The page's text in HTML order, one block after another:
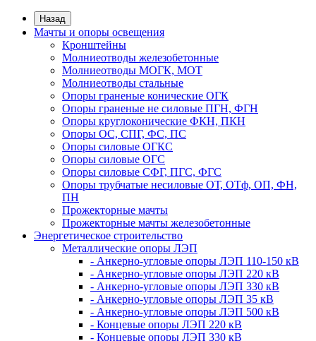
Назад
Мачты и опоры освещения
Кронштейны
Молниеотводы железобетонные
Молниеотводы МОГК, МОТ
Молниеотводы стальные
Опоры граненые конические ОГК
Опоры граненые не силовые ПГН, ФГН
Опоры круглоконические ФКН, ПКН
Опоры ОС, СПГ, ФС, ПС
Опоры силовые ОГКС
Опоры силовые ОГС
Опоры силовые СФГ, ПГС, ФГС
Опоры трубчатые несиловые ОТ, ОТф, ОП, ФН,
ПН
Прожекторные мачты
Прожекторные мачты железобетонные
Энергетическое строительство
Металлические опоры ЛЭП
- Анкерно-угловые опоры ЛЭП 110-150 кВ
- Анкерно-угловые опоры ЛЭП 220 кВ
- Анкерно-угловые опоры ЛЭП 330 кВ
- Анкерно-угловые опоры ЛЭП 35 кВ
- Анкерно-угловые опоры ЛЭП 500 кВ
- Концевые опоры ЛЭП 220 кВ
- Концевые опоры ЛЭП 330 кВ